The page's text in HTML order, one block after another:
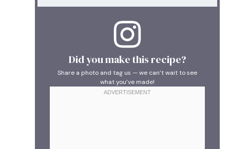
Did you make this recipe?
Share a photo and tag us — we can’t wait to see
what you’ve made!